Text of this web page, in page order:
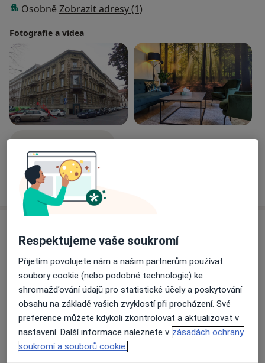
Osobně Zobrazit adresy (1)
Fotografie a videa
Zobrazit galerii (6)
Psychologické poradenství
1 800 Kč Detaily
Individuální konzultace/terapie
1 800 Kč Detaily
Kariérní a pracovní poradenství
Detaily
Respektujeme vaše soukromí
Přijetím povolujete nám a našim partnerům používat
soubory cookie (nebo podobné technologie) ke
shromažďování údajů pro statistické účely a poskytování
obsahu na základě vašich zvyklostí při procházení. Své
preference můžete kdykoli zkontrolovat a aktualizovat v
nastavení. Další informace naleznete v zásadách ochrany
soukromí a souborů cookie.